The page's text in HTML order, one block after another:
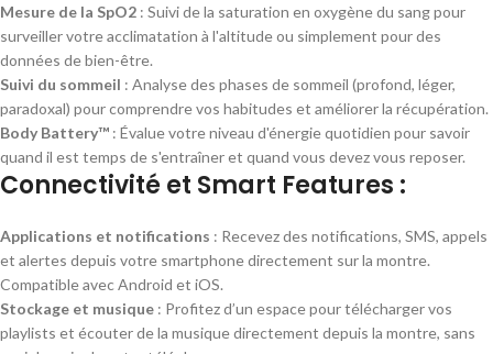
Mesure de la SpO2 : Suivi de la saturation en oxygène du sang pour
surveiller votre acclimatation à l'altitude ou simplement pour des
données de bien-être.
Suivi du sommeil : Analyse des phases de sommeil (profond, léger,
paradoxal) pour comprendre vos habitudes et améliorer la récupération.
Body Battery™ : Évalue votre niveau d'énergie quotidien pour savoir
quand il est temps de s'entraîner et quand vous devez vous reposer.
Connectivité et Smart Features :
Applications et notifications : Recevez des notifications, SMS, appels
et alertes depuis votre smartphone directement sur la montre.
Compatible avec Android et iOS.
Stockage et musique : Profitez d’un espace pour télécharger vos
playlists et écouter de la musique directement depuis la montre, sans